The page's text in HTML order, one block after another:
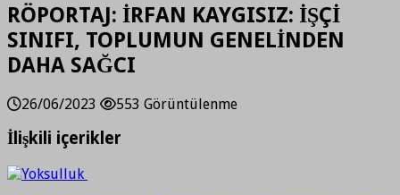
RÖPORTAJ: İRFAN KAYGISIZ: İŞÇİ
SINIFI, TOPLUMUN GENELİNDEN
DAHA SAĞCI
26/06/2023 553 Görüntülenme
İlişkili içerikler